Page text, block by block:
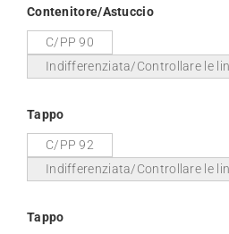
Contenitore/Astuccio
C/PP 90
Indifferenziata/Controllare le
Tappo
C/PP 92
Indifferenziata/Controllare le
Tappo